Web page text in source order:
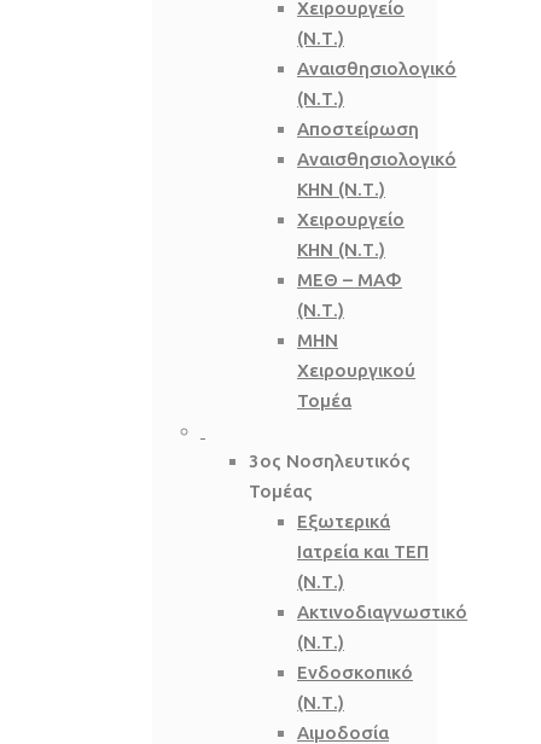
Χειρουργείο
(Ν.Τ.)
Αναισθησιολογικό
(Ν.Τ.)
Αποστείρωση
Αναισθησιολογικό
ΚΗΝ (Ν.Τ.)
Χειρουργείο
ΚΗΝ (Ν.Τ.)
ΜΕΘ – ΜΑΦ
(Ν.Τ.)
ΜΗΝ
Χειρουργικού
Τομέα
3ος Νοσηλευτικός
Τομέας
Εξωτερικά
Ιατρεία και ΤΕΠ
(Ν.Τ.)
Ακτινοδιαγνωστικό
(Ν.Τ.)
Ενδοσκοπικό
(Ν.Τ.)
Αιμοδοσία